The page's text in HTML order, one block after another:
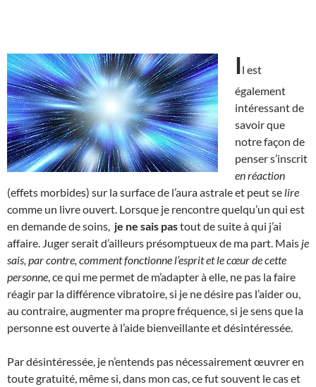
Il est
également
intéressant de
savoir que
notre façon de
penser s’inscrit
en réaction
(effets morbides) sur la surface de l’aura astrale et peut se lire
comme un livre ouvert. Lorsque je rencontre quelqu’un qui est
en demande de soins, je ne sais pastout de suite à qui j’ai
affaire. Juger serait d’ailleurs présomptueux de ma part. Mais je
sais, par contre, comment fonctionne l’esprit et le cœur de cette
personne , ce qui me permet de m’adapter à elle, ne pas la faire
réagir par la différence vibratoire, si je ne désire pas l’aider ou,
au contraire, augmenter ma propre fréquence, si je sens que la
personne est ouverte à l’aide bienveillante et désintéressée.
Par désintéressée, je n’entends pas nécessairement œuvrer en
toute gratuité, même si, dans mon cas, ce fut souvent le cas et